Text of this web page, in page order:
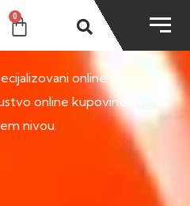
0
online shop.
online kupovine na
nivou.